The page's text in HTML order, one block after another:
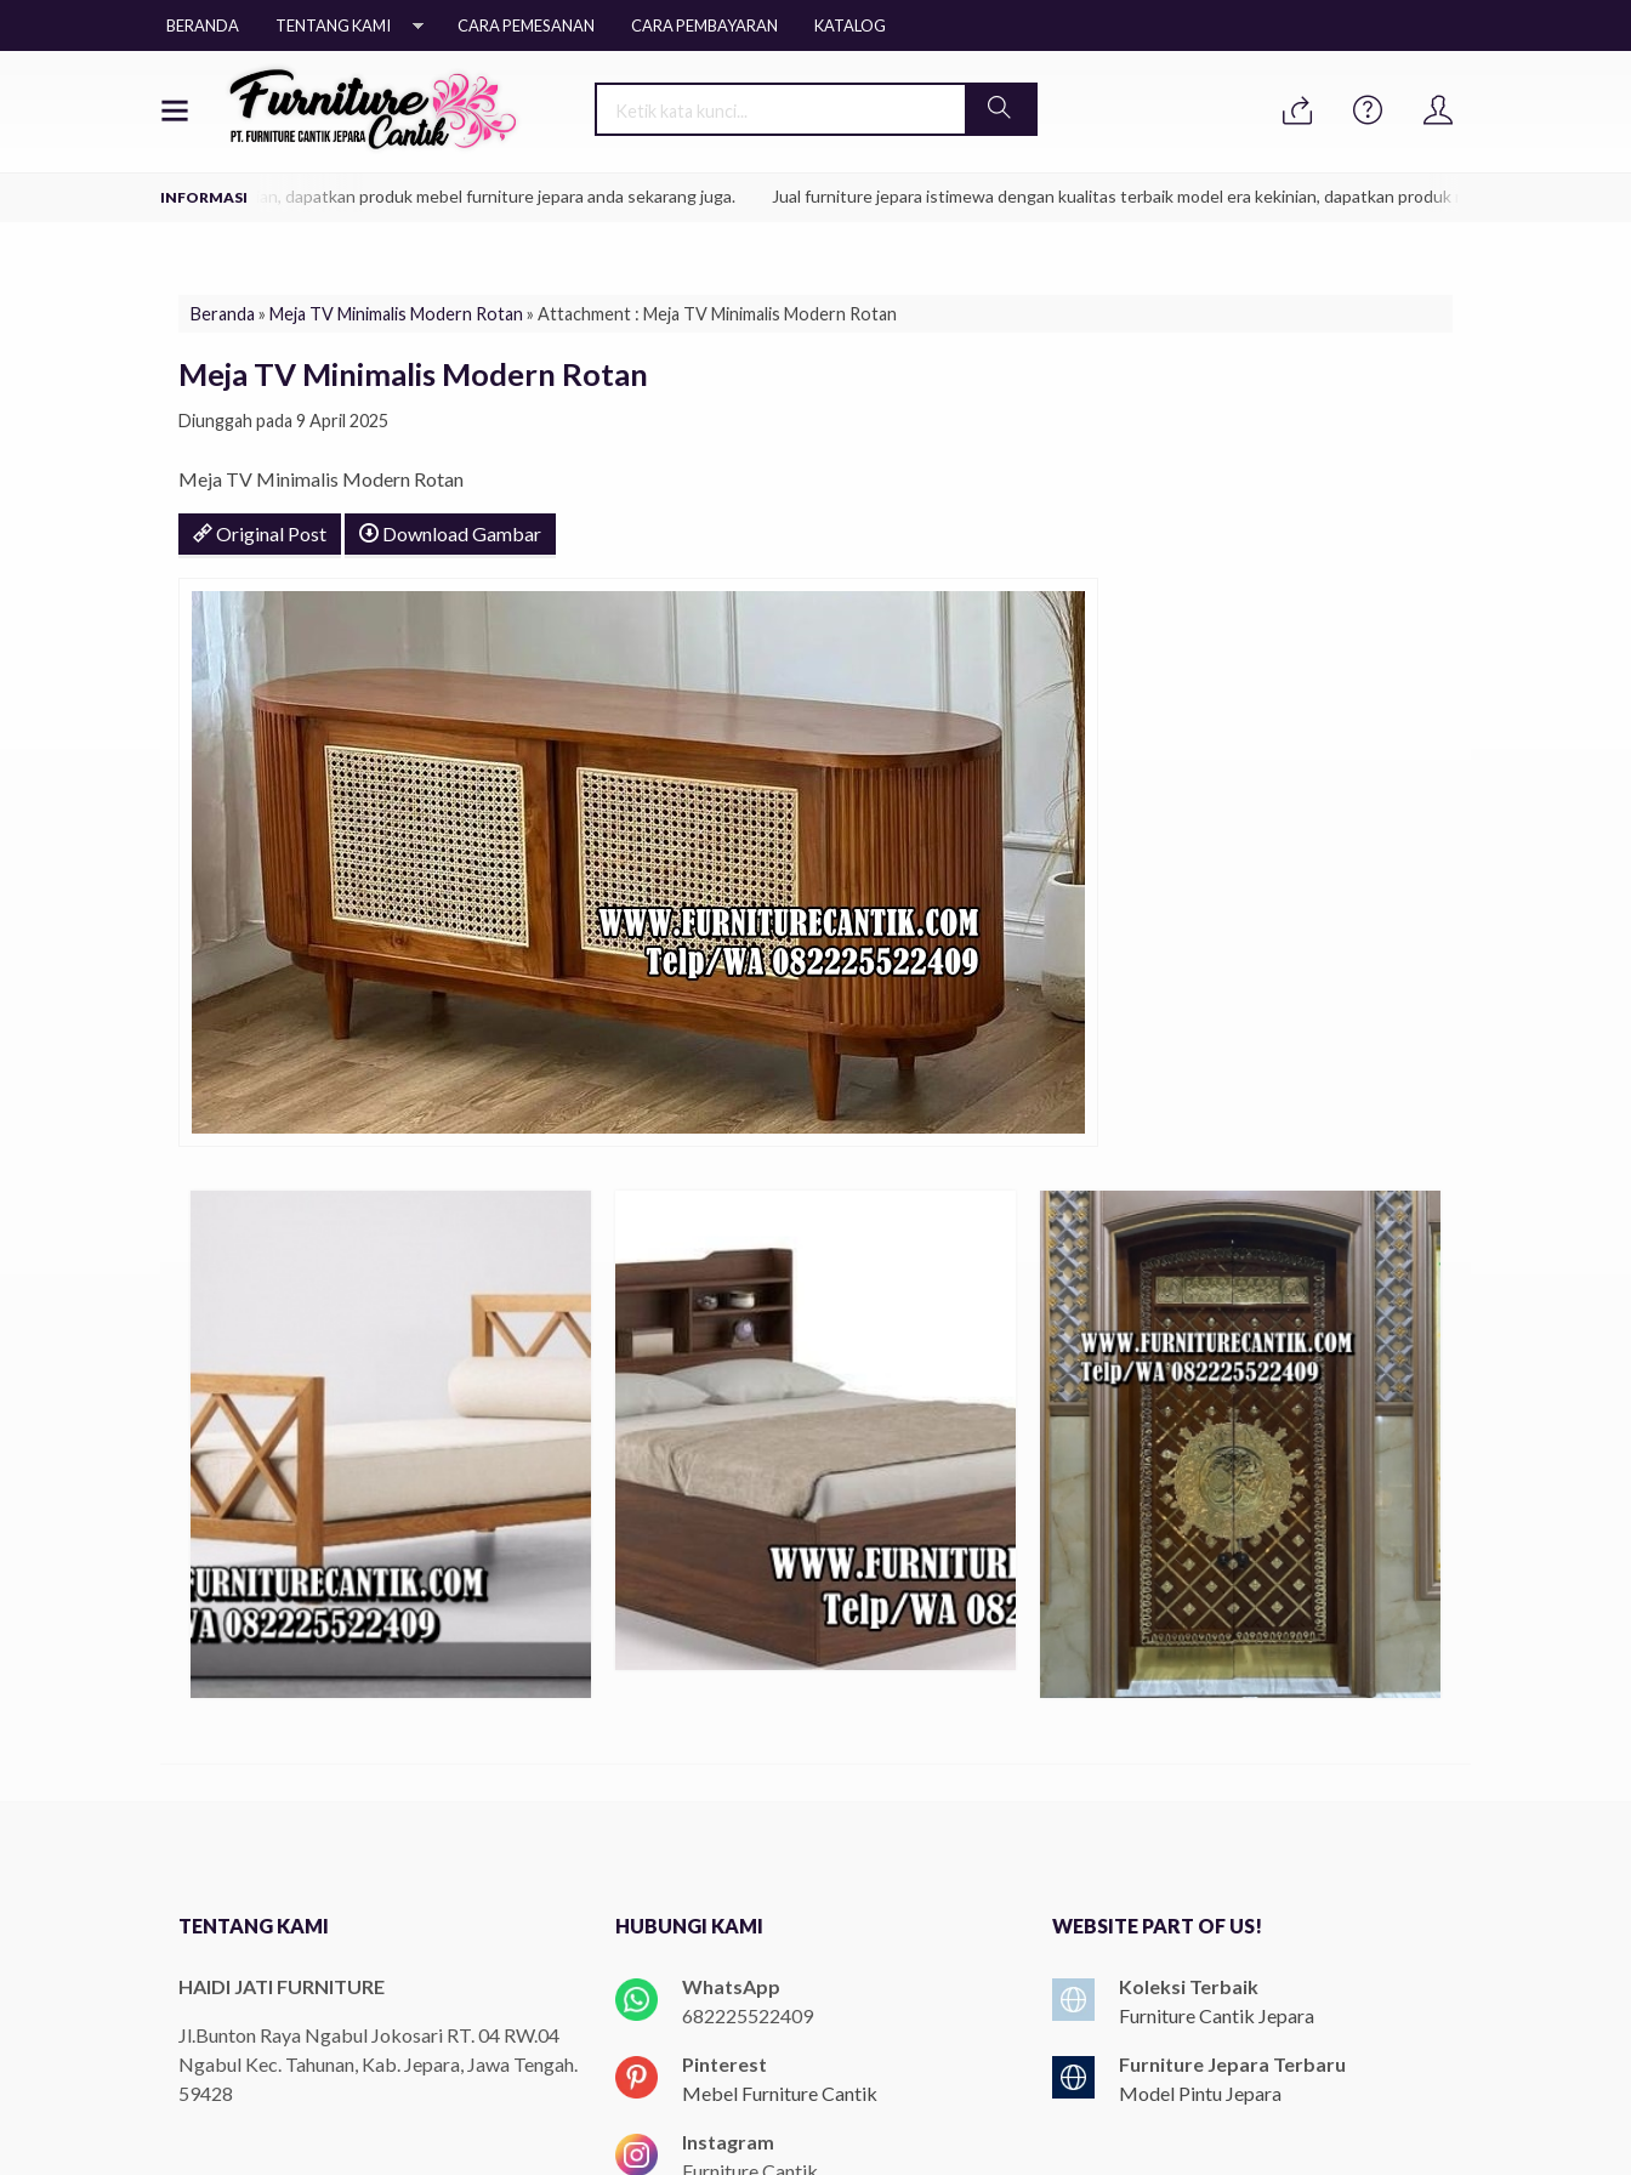
BERANDA TENTANG KAMI CARA PEMESANAN CARA PEMBAYARAN KATALOG
terbaik model era kekinian, dapatkan produk mebel furniture jepara anda sekarang juga. Jual furniture jepara istimewa dengan kualitas terbaik model era kekinian, dapatkan produk mebel furniture jepara anda
Beranda » Meja TV Minimalis Modern Rotan » Attachment : Meja TV Minimalis Modern Rotan
Meja TV Minimalis Modern Rotan
Diunggah pada 9 April 2025
Meja TV Minimalis Modern Rotan
Original Post Download Gambar
TENTANG KAMI
HAIDI JATI FURNITURE
Jl.Bunton Raya Ngabul Jokosari RT. 04 RW.04
Ngabul Kec. Tahunan, Kab. Jepara, Jawa Tengah.
59428
HUBUNGI KAMI
WhatsApp
682225522409
Pinterest
Mebel Furniture Cantik
Instagram
WEBSITE PART OF US!
Koleksi Terbaik
Furniture Cantik Jepara
Furniture Jepara Terbaru
Model Pintu Jepara